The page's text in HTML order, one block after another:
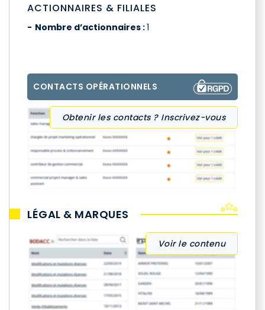
ACTIONNAIRES & FILIALES
Nombre d’actionnaires :1
CONTACTS OPÉRATIONNELS
Obtenir les contacts ? Inscrivez-vous
LÉGAL & MARQUES
Voir le contenu